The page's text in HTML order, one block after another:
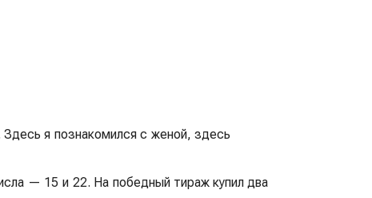
я познакомился с женой, здесь
— 15 и 22. На победный тираж купил два